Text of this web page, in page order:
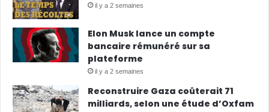
il y a 2 semaines
Elon Musk lance un compte
bancaire rémunéré sur sa
plateforme
il y a 2 semaines
Reconstruire Gaza coûterait 71
milliards, selon une étude d’Oxfam